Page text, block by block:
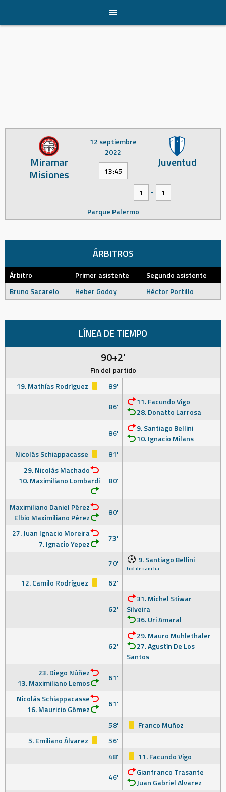
content
Miramar
Misiones
Juventud
12 septiembre
2022
13:45
1 -
1
Parque Palermo
ÁRBITROS
Árbitro Primer asistente
Segundo asistente
Bruno Sacarelo
Heber Godoy Héctor Portillo
LÍNEA DE TIEMPO
90+2'
Fin del partido
19. Mathías Rodríguez
89'
86'
11. Facundo Vigo
28. Donatto Larrosa
86'
9. Santiago Bellini
10. Ignacio Milans
Nicolás Schiappacasse
81'
29. Nicolás Machado
10. Maximiliano Lombardi
80'
Maximiliano Daniel Pérez
Elbio Maximiliano Pérez
80'
27. Juan Ignacio Moreira
7. Ignacio Yepez
73'
70' 9. Santiago Bellini
Gol de cancha
12. Camilo Rodríguez 62'
62'
31. Michel Stiwar
Silveira
36. Uri Amaral
62'
29. Mauro Muhlethaler
27. Agustín De Los
Santos
23. Diego Núñez
13. Maximiliano Lemos
61'
Nicolás Schiappacasse
16. Mauricio Gómez
61'
58'
Franco Muñoz
5. Emiliano Álvarez
56'
48'
11. Facundo Vigo
46'
Gianfranco Trasante
Juan Gabriel Alvarez